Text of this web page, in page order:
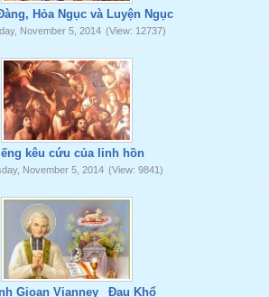
Hỏa Ngục và Luyện Ngục
November 5, 2014 (View: 12737)
kêu cứu của linh hồn
November 5, 2014 (View: 9841)
Gioan Vianney _Đau Khổ